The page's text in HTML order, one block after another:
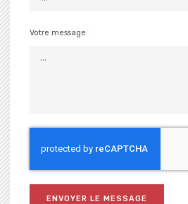
Votre message
ENVOYER LE MESSAGE